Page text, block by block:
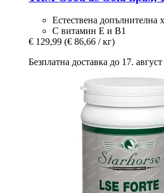
Естествена допълнителна
С витамин Е и В1
€ 129,99 (€ 86,66 / кг)
Безплатна доставка до 17. август